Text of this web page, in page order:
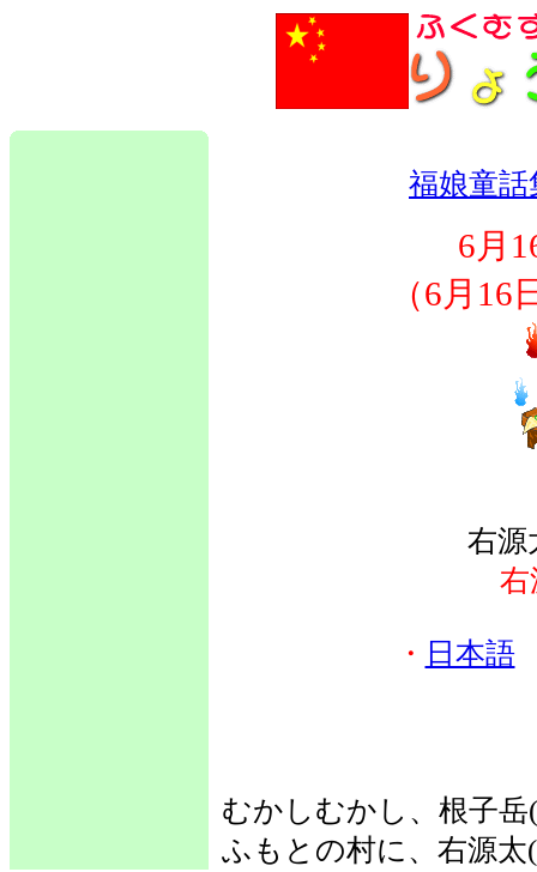
福娘童話
6月
（6月
右源
右
・ 日本語
むかしむかし、根子
ふもとの村に、右源